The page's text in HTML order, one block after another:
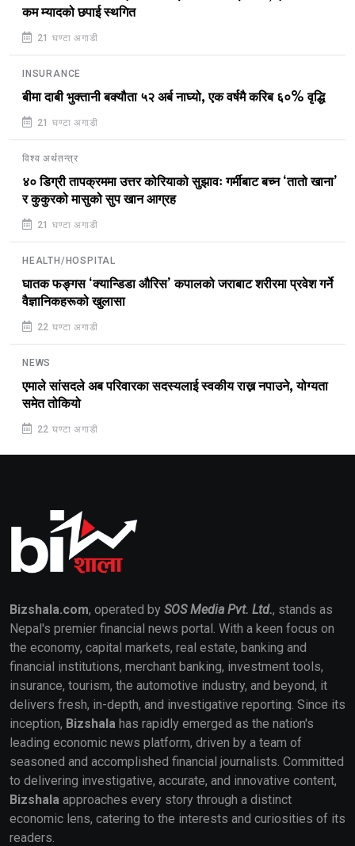
कम म्यादको छपाई स्थगित
21 घण्टा अगाडी
INSURANCE
बीमा दाबी भुक्तानी बक्यौता ५२ अर्ब नाघ्यो, एक वर्षमै करिब ६०% वृद्धि
21 घण्टा अगाडी
विश्व अर्थतन्त्र
४० डिग्री तापक्रममा उत्तर कोरियाको सुझावः गर्मीबाट बच्न ‘तातो खाना’
र कुकुरको मासुको सुप खान आग्रह
21 घण्टा अगाडी
HEALTH/HOSPITAL
घातक फङ्गस ‘क्यान्डिडा औरिस’ कपालको जराबाट शरीरमा प्रवेश गर्ने
वैज्ञानिकहरूको खुलासा
22 घण्टा अगाडी
NEWS
एमाले सांसदले अब परिवारका सदस्यलाई स्वकीय राख्न नपाउने, योग्यता
समेत तोकियो
22 घण्टा अगाडी
Bizshala.com, operated by SOS Media Pvt. Ltd., stands as
Nepal's premier financial news portal. With a keen focus on
the economy, capital markets, real estate, banking and
financial institutions, merchant banking, investment tools,
insurance, tourism, the automotive industry, and beyond, it
delivers fresh, in-depth, and investigative reporting. Since its
inception, Bizshala has rapidly emerged as the nation's
leading economic news platform, driven by a team of
seasoned and accomplished financial journalists. Committed
to delivering investigative, accurate, and innovative content,
Bizshala approaches every story through a distinct
economic lens, catering to the interests and curiosities of its
readers.